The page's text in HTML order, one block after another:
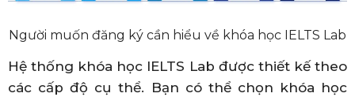
Người muốn đăng ký cần hiểu về khóa học IELTS Lab
Hệ thống khóa học IELTS Lab được thiết kế theo
các cấp độ cụ thể. Bạn có thể chọn khóa học